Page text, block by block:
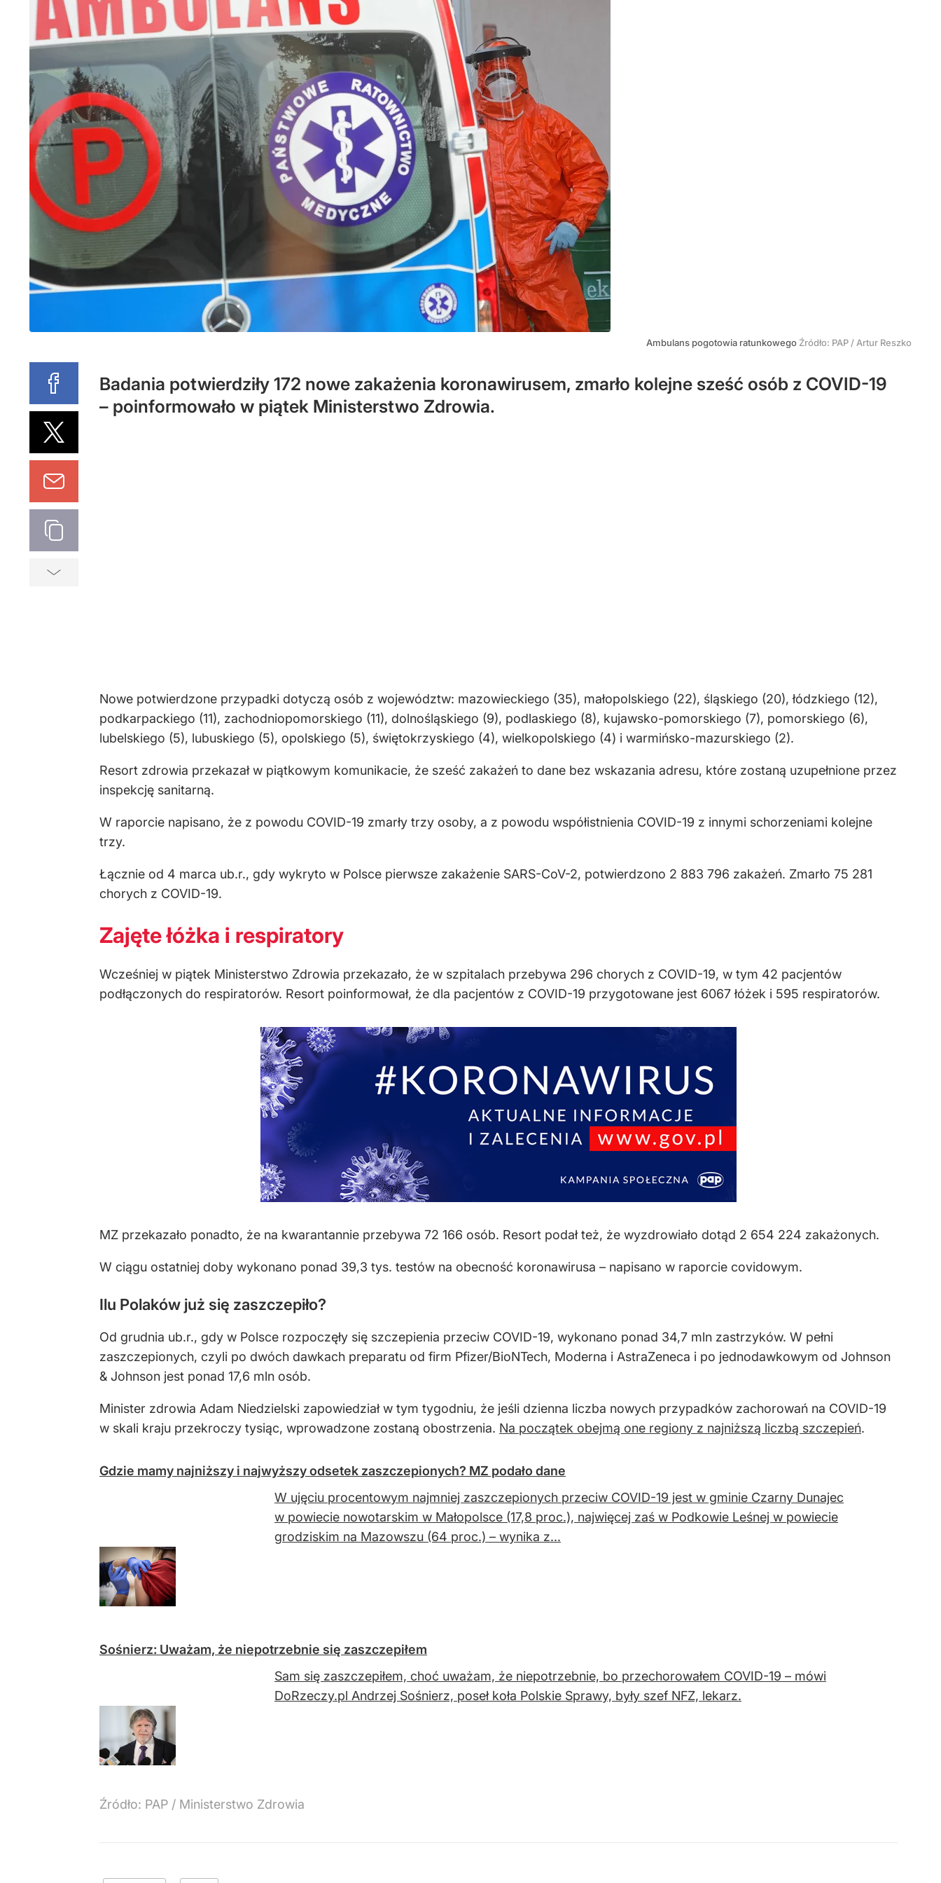
Ambulans pogotowia ratunkowego Źródło: PAP / Artur Reszko
Badania potwierdziły 172 nowe zakażenia koronawirusem, zmarło kolejne sześć osób z COVID-19
– poinformowało w piątek Ministerstwo Zdrowia.
Nowe potwierdzone przypadki dotyczą osób z województw: mazowieckiego (35), małopolskiego (22), śląskiego (20), łódzkiego (12),
podkarpackiego (11), zachodniopomorskiego (11), dolnośląskiego (9), podlaskiego (8), kujawsko-pomorskiego (7), pomorskiego (6),
lubelskiego (5), lubuskiego (5), opolskiego (5), świętokrzyskiego (4), wielkopolskiego (4) i warmińsko-mazurskiego (2).
Resort zdrowia przekazał w piątkowym komunikacie, że sześć zakażeń to dane bez wskazania adresu, które zostaną uzupełnione przez
inspekcję sanitarną.
W raporcie napisano, że z powodu COVID-19 zmarły trzy osoby, a z powodu współistnienia COVID-19 z innymi schorzeniami kolejne
trzy.
Łącznie od 4 marca ub.r., gdy wykryto w Polsce pierwsze zakażenie SARS-CoV-2, potwierdzono 2 883 796 zakażeń. Zmarło 75 281
chorych z COVID-19.
Zajęte łóżka i respiratory
Wcześniej w piątek Ministerstwo Zdrowia przekazało, że w szpitalach przebywa 296 chorych z COVID-19, w tym 42 pacjentów
podłączonych do respiratorów. Resort poinformował, że dla pacjentów z COVID-19 przygotowane jest 6067 łóżek i 595 respiratorów.
MZ przekazało ponadto, że na kwarantannie przebywa 72 166 osób. Resort podał też, że wyzdrowiało dotąd 2 654 224 zakażonych.
W ciągu ostatniej doby wykonano ponad 39,3 tys. testów na obecność koronawirusa – napisano w raporcie covidowym.
Ilu Polaków już się zaszczepiło?
Od grudnia ub.r., gdy w Polsce rozpoczęły się szczepienia przeciw COVID-19, wykonano ponad 34,7 mln zastrzyków. W pełni
zaszczepionych, czyli po dwóch dawkach preparatu od firm Pfizer/BioNTech, Moderna i AstraZeneca i po jednodawkowym od Johnson
& Johnson jest ponad 17,6 mln osób.
Minister zdrowia Adam Niedzielski zapowiedział w tym tygodniu, że jeśli dzienna liczba nowych przypadków zachorowań na COVID-19
w skali kraju przekroczy tysiąc, wprowadzone zostaną obostrzenia. Na początek obejmą one regiony z najniższą liczbą szczepień.
Gdzie mamy najniższy i najwyższy odsetek zaszczepionych? MZ podało dane
W ujęciu procentowym najmniej zaszczepionych przeciw COVID-19 jest w gminie Czarny Dunajec
w powiecie nowotarskim w Małopolsce (17,8 proc.), najwięcej zaś w Podkowie Leśnej w powiecie
grodziskim na Mazowszu (64 proc.) – wynika z...
Sośnierz: Uważam, że niepotrzebnie się zaszczepiłem
Sam się zaszczepiłem, choć uważam, że niepotrzebnie, bo przechorowałem COVID-19 – mówi
DoRzeczy.pl Andrzej Sośnierz, poseł koła Polskie Sprawy, były szef NFZ, lekarz.
Źródło: PAP / Ministerstwo Zdrowia